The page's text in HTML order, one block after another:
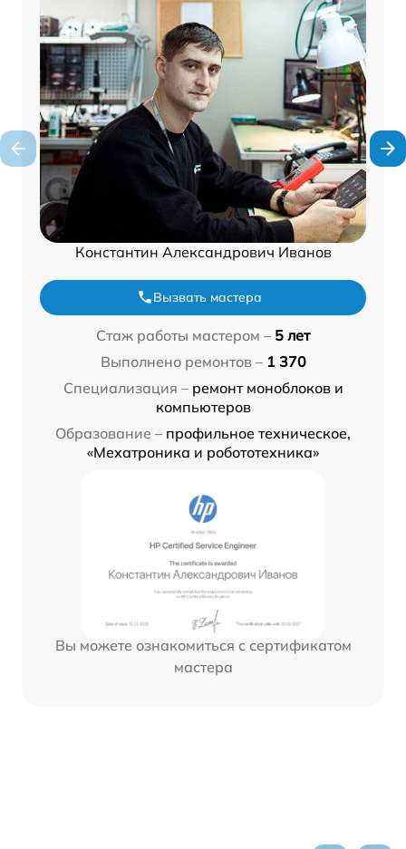
Константин Александрович Иванов
Вызвать мастера
Стаж работы мастером – 5 лет
Выполнено ремонтов – 1 370
Специализация – ремонт моноблоков и
компьютеров
Образование – профильное техническое,
«Мехатроника и робототехника»
Вы можете ознакомиться с сертификатом
мастера